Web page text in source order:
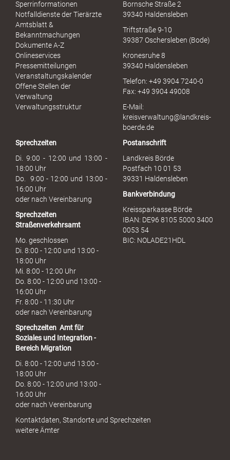
x
u
h
Sperrinformationen
Notfalldienste der Tierärzte
Amtsblatt &
Bekanntmachungen
Dokumente A-Z
Onlineservices
Pressemitteilungen
Veranstaltungskalender
Offene Stellen der
Verwaltung
Verwaltungsstruktur
Bornsche Straße 2
39340 Haldensleben
Triftstraße 9-10
39387 Oschersleben (Bode)
Kronesruhe 8
39340 Haldensleben
Telefon: +49 3904 7240-0
Fax: +49 3904 49008
E-Mail:
kreisverwaltung@landkreis-
boerde.de
Sprechzeiten
Di. 9:00 - 12:00 und 13:00 -
18:00 Uhr
Do. 9:00 - 12:00 und 13:00 -
16:00 Uhr
oder nach Vereinbarung
Sprechzeiten
Straßenverkehrsamt
Mo. geschlossen
Di. 8:00 - 12:00 und 13:00 -
18:00 Uhr
Mi. 8:00 - 12:00 Uhr
Do. 8:00 - 12:00 und 13:00 -
16:00 Uhr
Fr. 8:00 - 11:30 Uhr
oder nach Vereinbarung
Sprechzeiten Amt für
Soziales und Integration -
Bereich Migration
Di. 8:00 - 12:00 und 13:00 -
18:00 Uhr
Do. 8:00 - 12:00 und 13:00 -
16:00 Uhr
oder nach Vereinbarung
Postanschrift
Landkreis Börde
Postfach 10 01 53
39331 Haldensleben
Bankverbindung
Kreissparkasse Börde
IBAN: DE96 8105 5000 3400
0053 54
BIC: NOLADE21HDL
Kontaktdaten, Standorte und Sprechzeiten
weitere Ämter